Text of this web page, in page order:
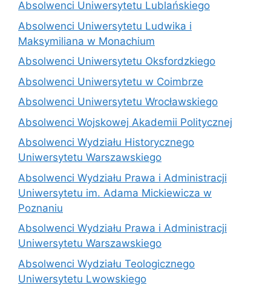
Absolwenci Uniwersytetu Lublańskiego
Absolwenci Uniwersytetu Ludwika i
Maksymiliana w Monachium
Absolwenci Uniwersytetu Oksfordzkiego
Absolwenci Uniwersytetu w Coimbrze
Absolwenci Uniwersytetu Wrocławskiego
Absolwenci Wojskowej Akademii Politycznej
Absolwenci Wydziału Historycznego
Uniwersytetu Warszawskiego
Absolwenci Wydziału Prawa i Administracji
Uniwersytetu im. Adama Mickiewicza w
Poznaniu
Absolwenci Wydziału Prawa i Administracji
Uniwersytetu Warszawskiego
Absolwenci Wydziału Teologicznego
Uniwersytetu Lwowskiego